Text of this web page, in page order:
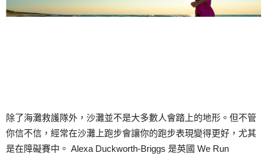
除了海灘救護隊外，沙灘並不是大多數人會踏上的地形。但不管
你信不信，經常在沙灘上跑步會讓你的跑步表現變得更好，尤其
是在障礙賽中。 Alexa Duckworth-Briggs 是英國 We Run